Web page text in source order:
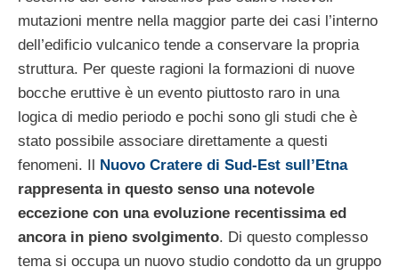
mutazioni mentre nella maggior parte dei casi l’interno
dell’edificio vulcanico tende a conservare la propria
struttura. Per queste ragioni la formazioni di nuove
bocche eruttive è un evento piuttosto raro in una
logica di medio periodo e pochi sono gli studi che è
stato possibile associare direttamente a questi
fenomeni. Il Nuovo Cratere di Sud-Est sull’Etna
rappresenta in questo senso una notevole
eccezione con una evoluzione recentissima ed
ancora in pieno svolgimento. Di questo complesso
tema si occupa un nuovo studio condotto da un gruppo